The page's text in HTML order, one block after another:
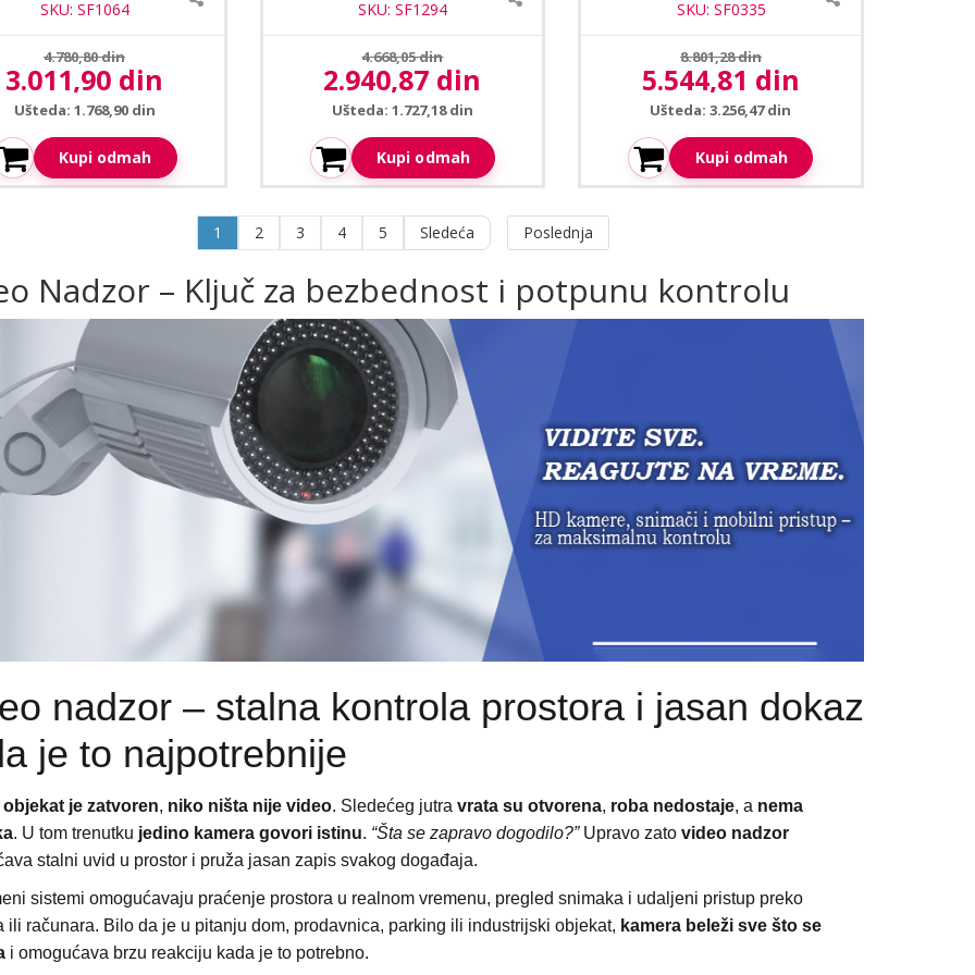
SKU: SF1064
Prethodna cena:
4.780,80 din
Aktuelna cena:
3.011,90 din
Ušteda: 1.768,90 din
Kupi odmah
SKU: SF1294
Prethodna cena:
4.668,05 din
Aktuelna cena:
2.940,87 din
Ušteda: 1.727,18 din
Kupi odmah
SKU: SF0335
Prethodna cena:
8.801,28 din
Aktuelna cena:
5.544,81 din
Ušteda: 3.256,47 din
Kupi odmah
1 2 3 4 5 Sledeća Poslednja
Nadzor – Ključ za bezbednost i potpunu kontrolu
nadzor – stalna kontrola prostora i jasan dokaz
je to najpotrebnije
objekat je zatvoren, niko ništa nije video. Sledećeg jutra vrata su otvorena, roba nedostaje, a nema
. U tom trenutku jedino kamera govori istinu. “Šta se zapravo dogodilo?”Upravo zato video nadzor
stalni uvid u prostor i pruža jasan zapis svakog događaja.
sistemi omogućavaju praćenje prostora u realnom vremenu, pregled snimaka i udaljeni pristup preko
ili računara. Bilo da je u pitanju dom, prodavnica, parking ili industrijski objekat, kamera beleži sve što se
i omogućava brzu reakciju kada je to potrebno.